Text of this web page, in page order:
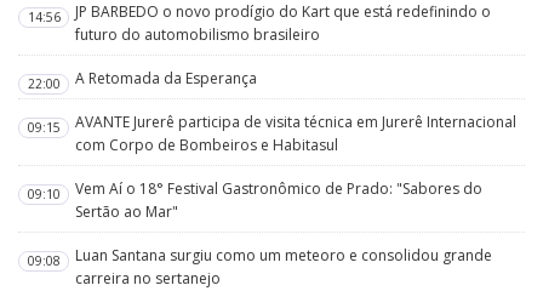
14:56
JP BARBEDO o novo prodígio do Kart que está redefinindo o
futuro do automobilismo brasileiro
22:00 A Retomada da Esperança
09:15
AVANTE Jurerê participa de visita técnica em Jurerê Internacional
com Corpo de Bombeiros e Habitasul
09:10
Vem Aí o 18° Festival Gastronômico de Prado: "Sabores do
Sertão ao Mar"
09:08
Luan Santana surgiu como um meteoro e consolidou grande
carreira no sertanejo